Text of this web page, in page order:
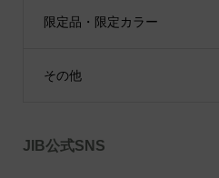
限定品・限定カラー
その他
JIB公式SNS